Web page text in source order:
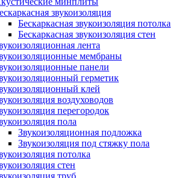
звукоизоляция
Бескаркасная звукоизоляция потолка
Бескаркасная звукоизоляция стен
лента
мембраны
панели
герметик
клей
воздуховодов
перегородок
пола
Звукоизоляционная подложка
Звукоизоляция под стяжку пола
потолка
стен
труб